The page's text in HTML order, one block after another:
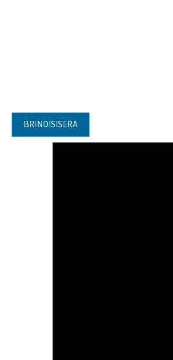
BRINDISISERA